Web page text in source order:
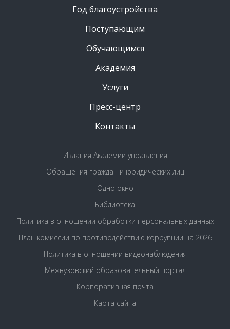
Год благоустройства
Поступающим
Обучающимся
Академия
Услуги
Пресс-центр
Контакты
Издания Академии управления
Обращения граждан и юридических лиц
Одно окно
Библиотека
Политика в отношении обработки персональных данных
План комиссии по противодействию коррупции на 2026
Политика в отношении видеонаблюдения
Межвузовский образовательный портал
Корпоративная почта
Карта сайта